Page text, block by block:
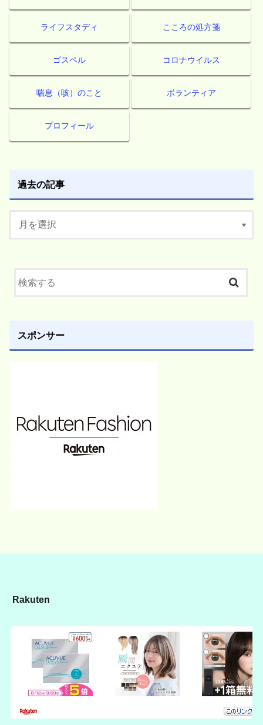
ライフスタディ こころの処方箋
ゴスペル コロナウイルス
喘息（咳）のこと ボランティア
プロフィール
過去の記事
スポンサー
Rakuten